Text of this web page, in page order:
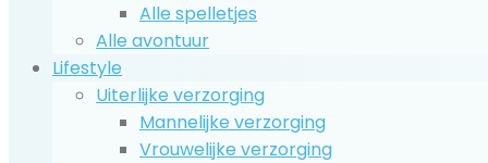
Alle spelletjes
Alle avontuur
Lifestyle
Uiterlijke verzorging
Mannelijke verzorging
Vrouwelijke verzorging